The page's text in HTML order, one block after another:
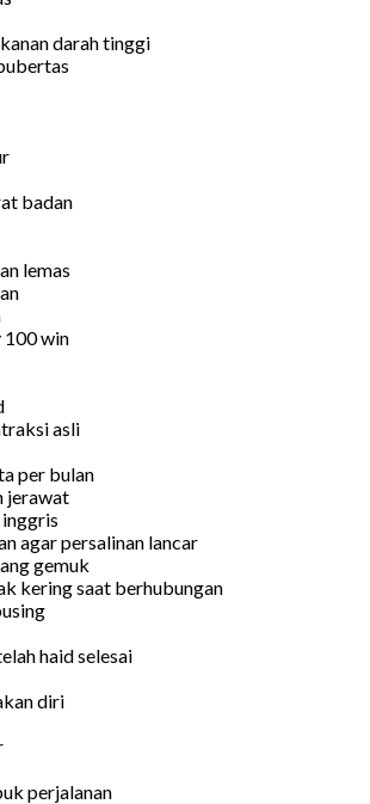
darah tinggi
badan
lemas
win
asli
per bulan
jerawat
agar persalinan lancar
gemuk
kering saat berhubungan
haid selesai
diri
perjalanan